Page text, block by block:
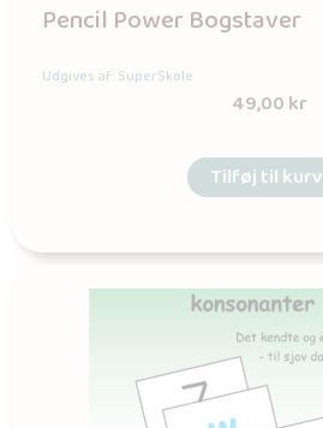
Pencil Power Bogstaver
Udgives af: SuperSkole
49,00kr
Tilføj til kurv